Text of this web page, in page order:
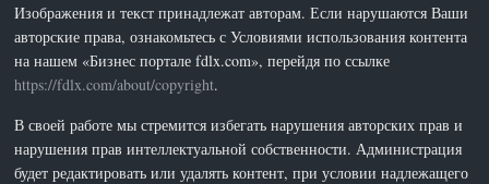
Изображения и текст принадлежат авторам. Если нарушаются Ваши
авторские права, ознакомьтесь с Условиями использования контента
на нашем «Бизнес портале fdlx.com», перейдя по ссылке
https://fdlx.com/about/copyright.
В своей работе мы стремится избегать нарушения авторских прав и
нарушения прав интеллектуальной собственности. Администрация
будет редактировать или удалять контент, при условии надлежащего